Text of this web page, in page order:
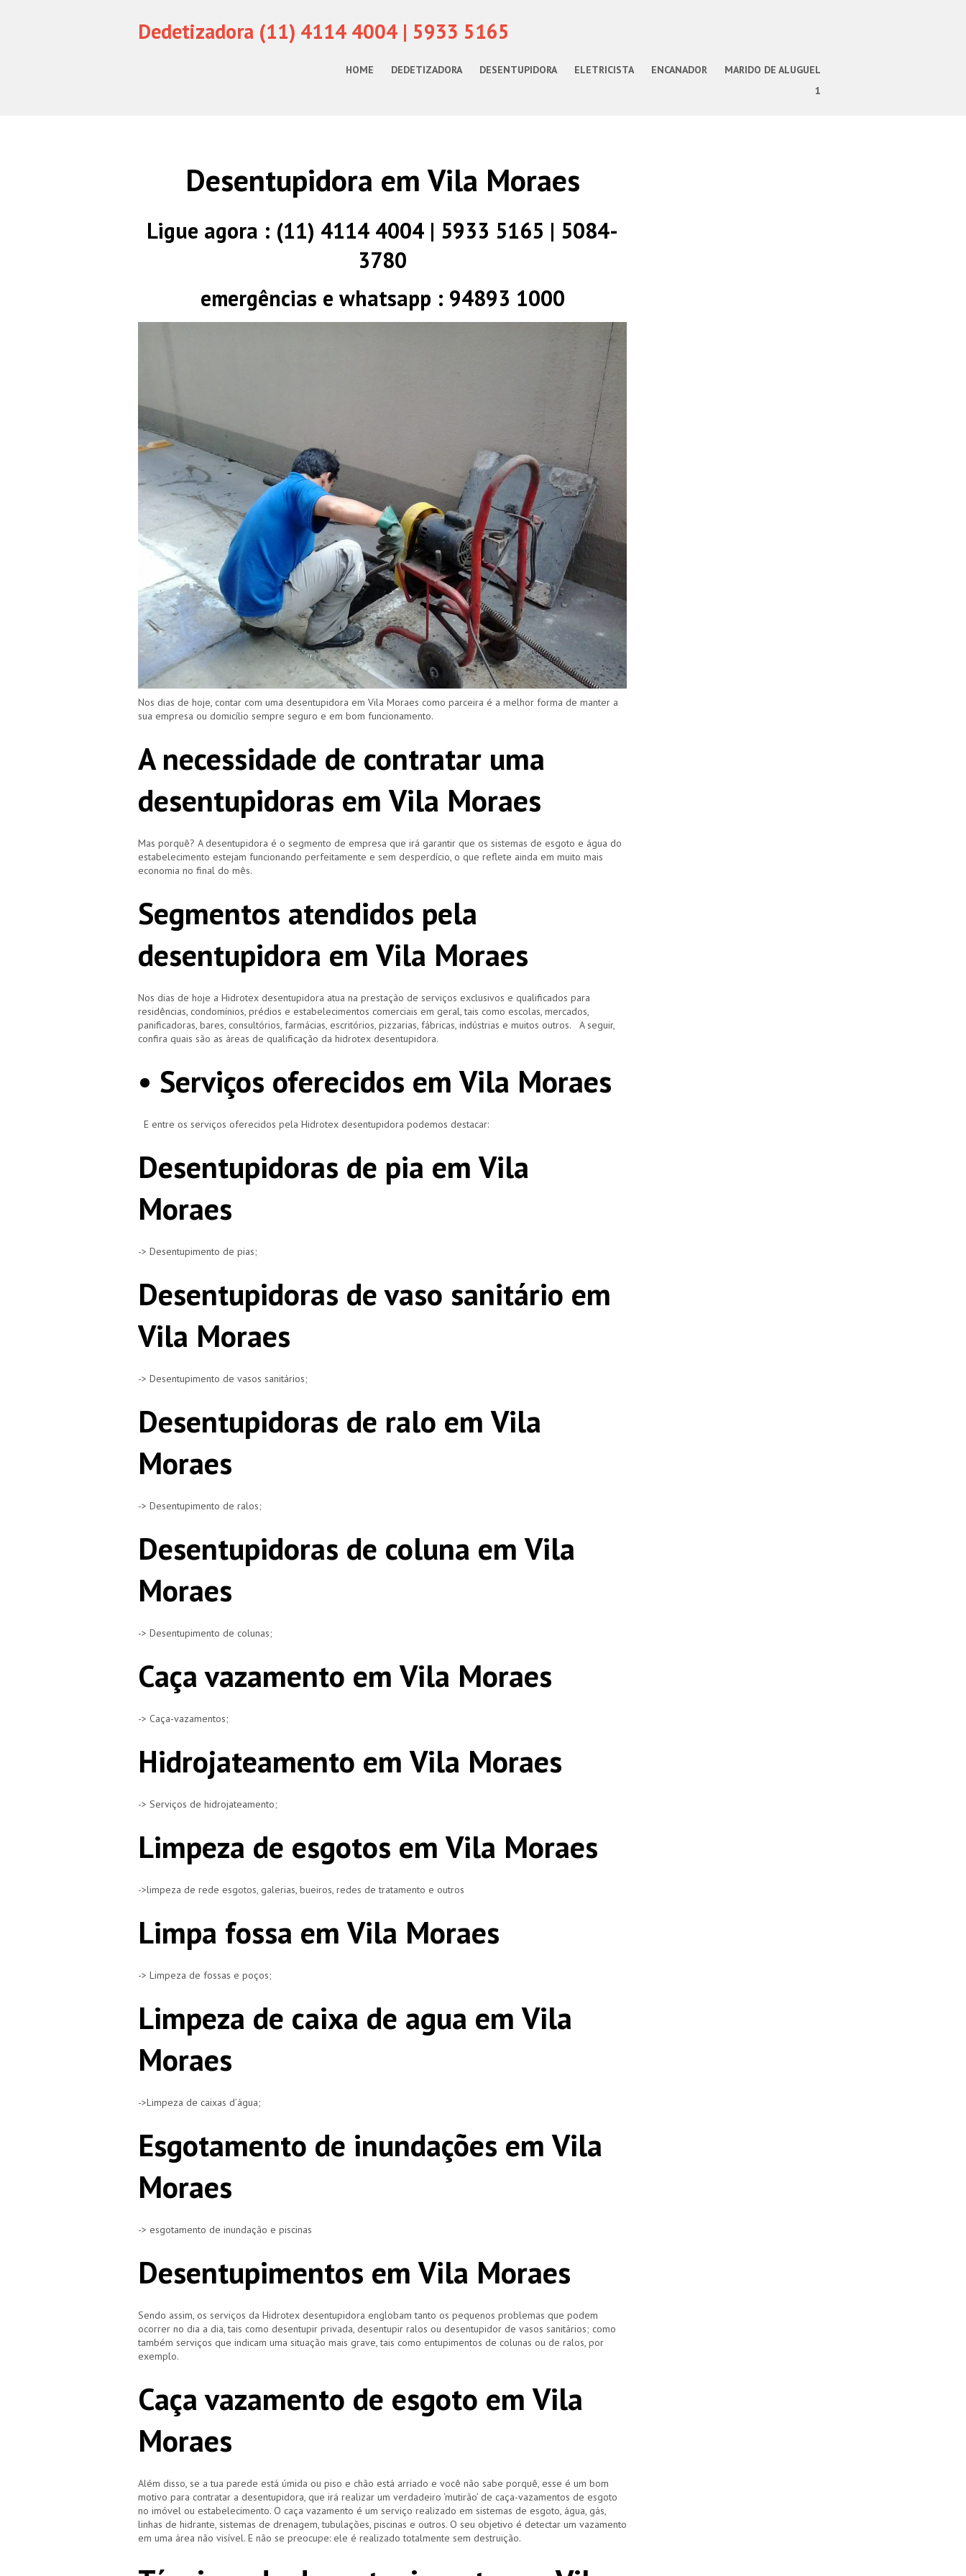
Dedetizadora (11) 4114 4004 | 5933 5165
HOME DEDETIZADORA DESENTUPIDORA ELETRICISTA ENCANADOR
MARIDO DE ALUGUEL
1
Desentupidora em Vila Moraes
Ligue agora : (11) 4114 4004 | 5933 5165 | 5084-
3780
emergências e whatsapp : 94893 1000
Nos dias de hoje, contar com uma desentupidora em Vila Moraes como parceira é a melhor forma de manter a
sua empresa ou domicílio sempre seguro e em bom funcionamento.
A necessidade de contratar uma
desentupidoras em Vila Moraes
Mas porquê? A desentupidora é o segmento de empresa que irá garantir que os sistemas de esgoto e água do
estabelecimento estejam funcionando perfeitamente e sem desperdício, o que reflete ainda em muito mais
economia no final do mês.
Segmentos atendidos pela
desentupidora em Vila Moraes
Nos dias de hoje a Hidrotex desentupidora atua na prestação de serviços exclusivos e qualificados para
residências, condomínios, prédios e estabelecimentos comerciais em geral, tais como escolas, mercados,
panificadoras, bares, consultórios, farmácias, escritórios, pizzarias, fábricas, indústrias e muitos outros. A seguir,
confira quais são as áreas de qualificação da hidrotex desentupidora.
• Serviços oferecidos em Vila Moraes
E entre os serviços oferecidos pela Hidrotex desentupidora podemos destacar:
Desentupidoras de pia em Vila
Moraes
-> Desentupimento de pias;
Desentupidoras de vaso sanitário em
Vila Moraes
-> Desentupimento de vasos sanitários;
Desentupidoras de ralo em Vila
Moraes
-> Desentupimento de ralos;
Desentupidoras de coluna em Vila
Moraes
-> Desentupimento de colunas;
Caça vazamento em Vila Moraes
-> Caça-vazamentos;
Hidrojateamento em Vila Moraes
-> Serviços de hidrojateamento;
Limpeza de esgotos em Vila Moraes
->limpeza de rede esgotos, galerias, bueiros, redes de tratamento e outros
Limpa fossa em Vila Moraes
-> Limpeza de fossas e poços;
Limpeza de caixa de agua em Vila
Moraes
->Limpeza de caixas d’água;
Esgotamento de inundações em Vila
Moraes
-> esgotamento de inundação e piscinas
Desentupimentos em Vila Moraes
Sendo assim, os serviços da Hidrotex desentupidora englobam tanto os pequenos problemas que podem
ocorrer no dia a dia, tais como desentupir privada, desentupir ralos ou desentupidor de vasos sanitários; como
também serviços que indicam uma situação mais grave, tais como entupimentos de colunas ou de ralos, por
exemplo.
Caça vazamento de esgoto em Vila
Moraes
Além disso, se a tua parede está úmida ou piso e chão está arriado e você não sabe porquê, esse é um bom
motivo para contratar a desentupidora, que irá realizar um verdadeiro ‘mutirão’ de caça-vazamentos de esgoto
no imóvel ou estabelecimento. O caça vazamento é um serviço realizado em sistemas de esgoto, água, gás,
linhas de hidrante, sistemas de drenagem, tubulações, piscinas e outros. O seu objetivo é detectar um vazamento
em uma área não visível. E não se preocupe: ele é realizado totalmente sem destruição.